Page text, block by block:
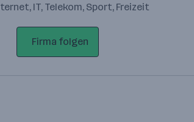
IT, Telekom, Sport, Freizeit
Firma folgen